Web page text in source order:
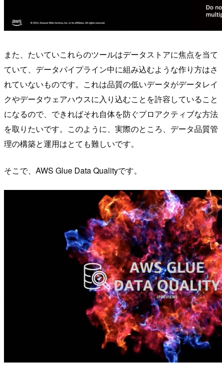
また、たいていこれらのツールはデータストアに焦点を当て
ていて、データパイプライン中に組み込むような作り方はさ
れていないものです。これは品質の低いデータがデータレイ
クやデータウェアハウスに入り込むことを許容していること
になるので、できればそれ自体を防ぐプロアクティブな方法
を取りたいです。このように、実際のところ、データ品質管
理の構築と運用はとても難しいです。
そこで、AWS Glue Data Qualityです。